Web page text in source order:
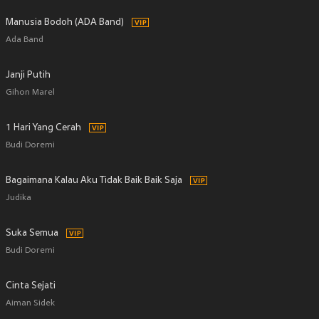
Manusia Bodoh (ADA Band)
Ada Band
Janji Putih
Gihon Marel
1 Hari Yang Cerah
Budi Doremi
Bagaimana Kalau Aku Tidak Baik Baik Saja
Judika
Suka Semua
Budi Doremi
Cinta Sejati
Aiman Sidek